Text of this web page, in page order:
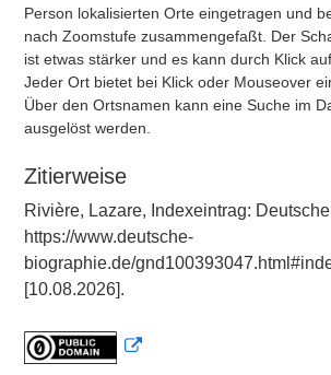
Person lokalisierten Orte eingetragen und
nach Zoomstufe zusammengefaßt. Der
ist etwas stärker und es kann durch Klick
Jeder Ort bietet bei Klick oder Mouseover
Über den Ortsnamen kann eine Suche im
ausgelöst werden.
Zitierweise
Rivière, Lazare, Indexeintrag:
https://www.deutsche-
biographie.de/
[10.08.2026].